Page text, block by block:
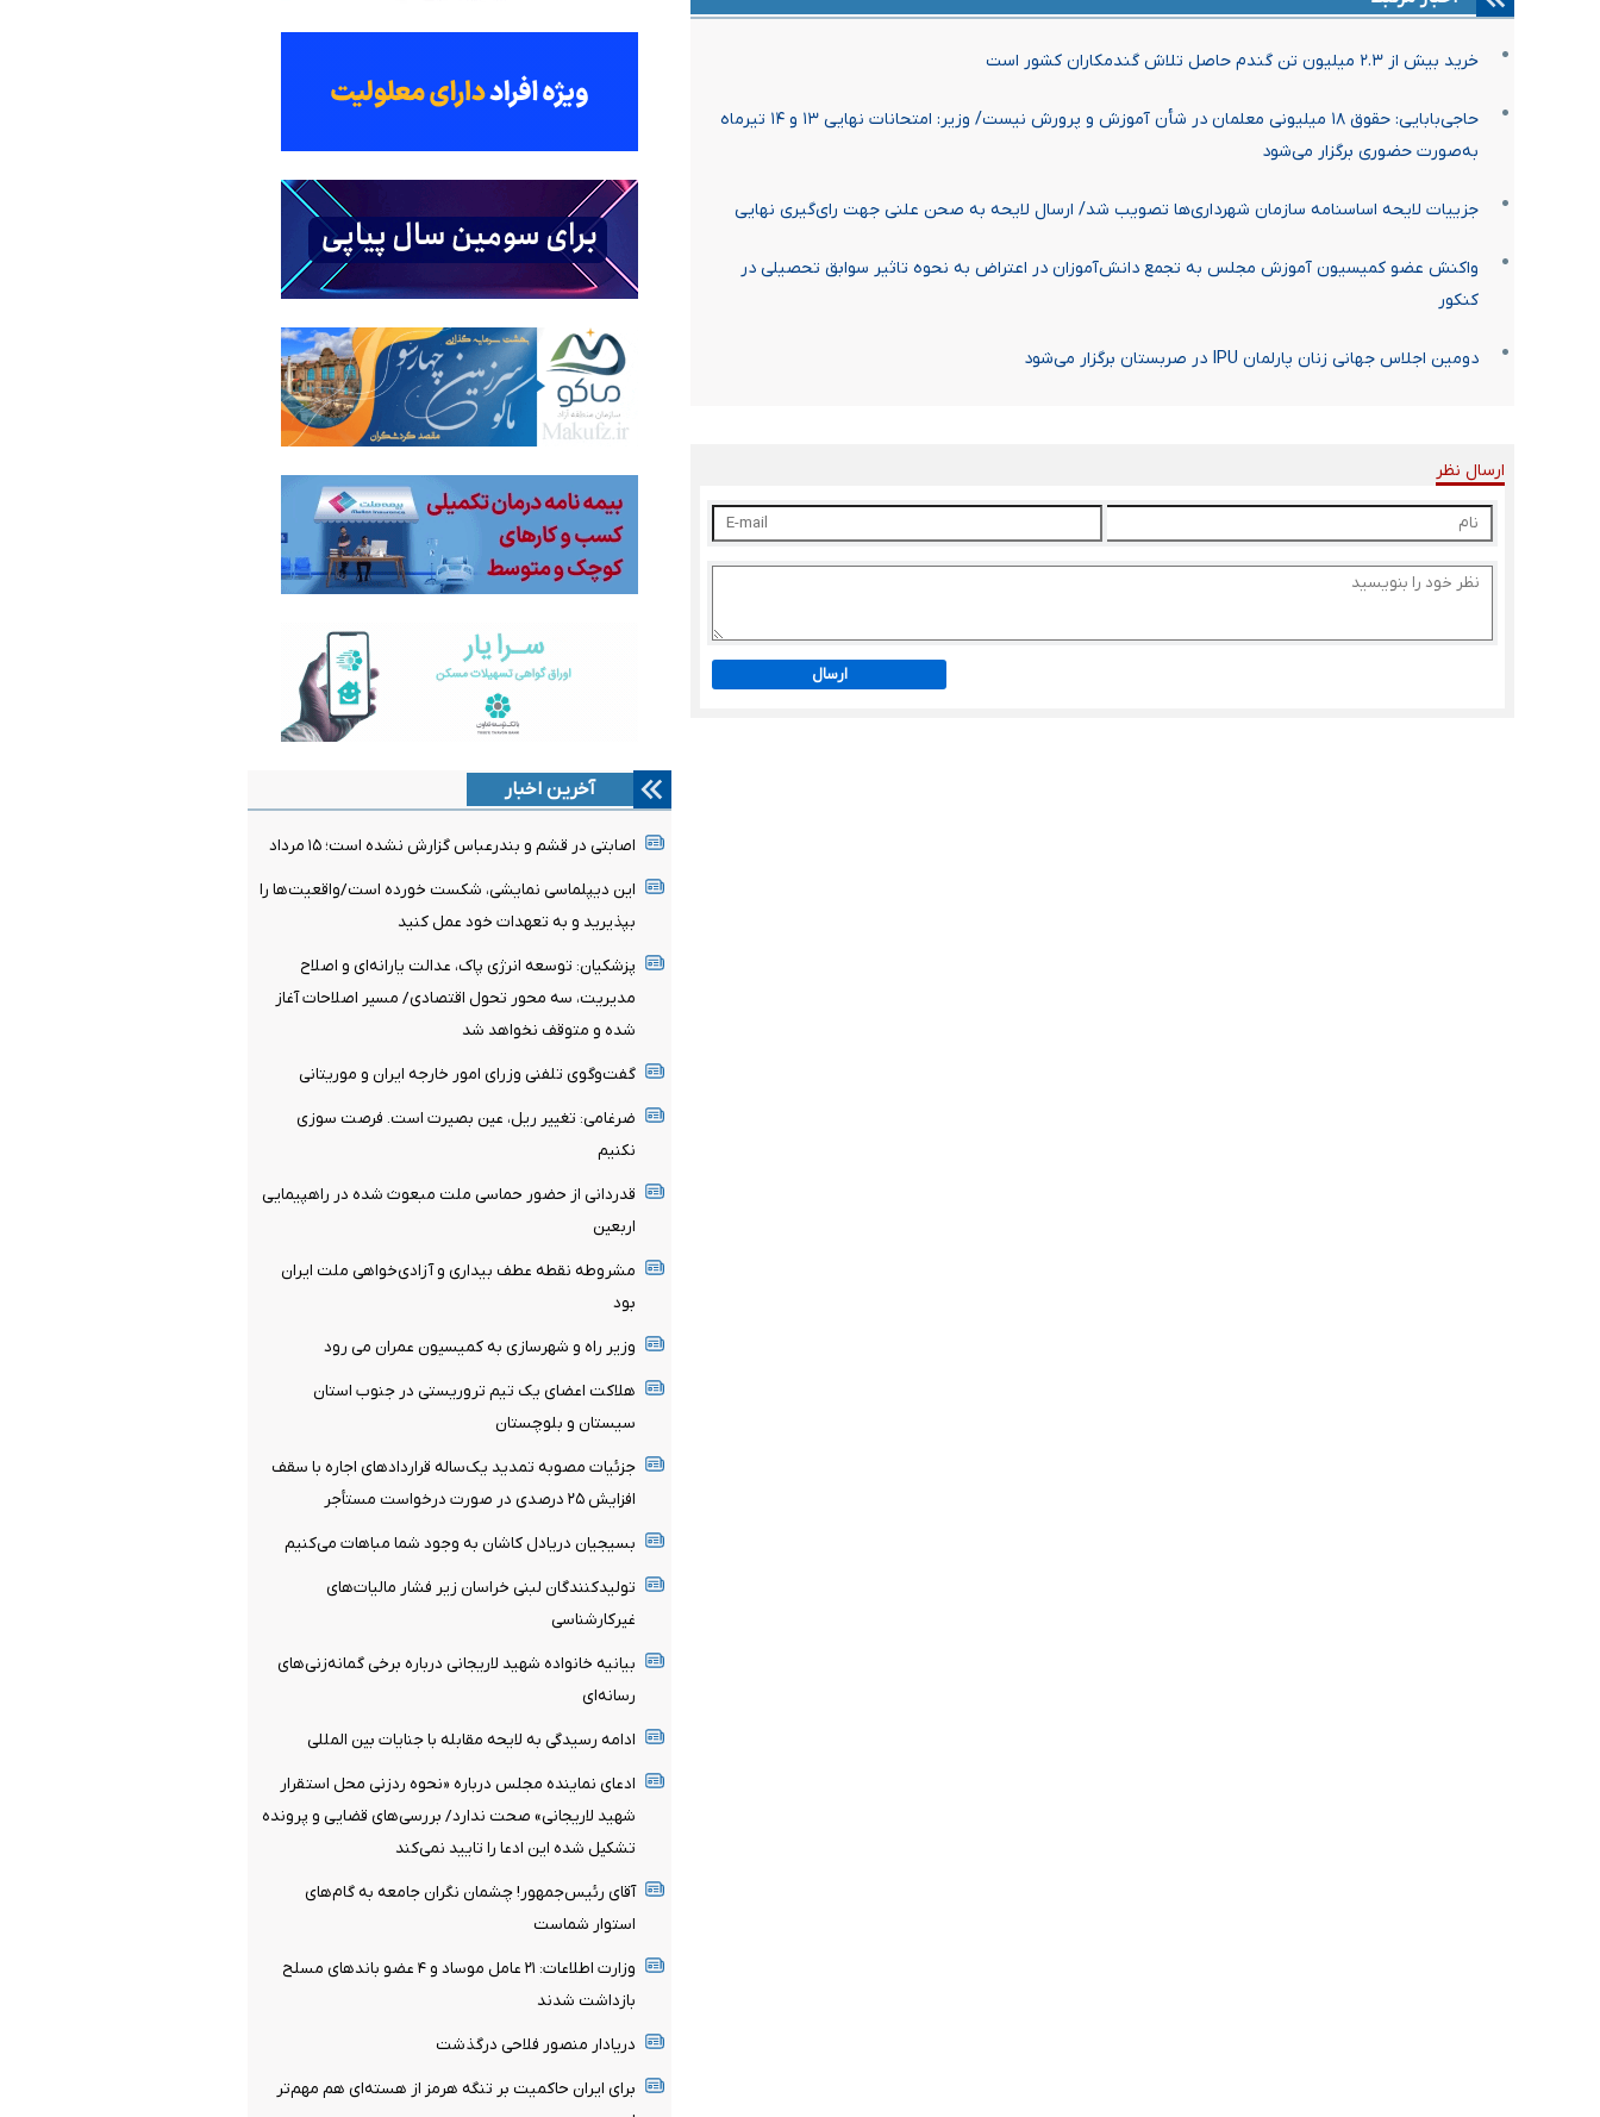
خرید بیش از ۲.۳ میلیون تن گندم حاصل تلاش گندمکاران کشور است
حاجی‌بابایی: حقوق ۱۸ میلیونی معلمان در شأن آموزش و پرورش نیست/ وزیر: امتحانات نهایی ۱۳ و ۱۴ تیرماه
به‌صورت حضوری برگزار می‌شود
جزییات لایحه اساسنامه سازمان شهرداری‌ها تصویب شد/ ارسال لایحه به صحن علنی جهت رای‌گیری نهایی
واکنش عضو کمیسیون آموزش مجلس به تجمع دانش‌آموزان در اعتراض به نحوه تاثیر سوابق تحصیلی در
کنکور
دومین اجلاس جهانی زنان پارلمان IPU در صربستان برگزار می‌شود
ارسال نظر
ارسال
آخرین اخبار
اصابتی در قشم و بندرعباس گزارش نشده است؛ ۱۵ مرداد
این دیپلماسی نمایشی، شکست خورده است/واقعیت‌ها را
بپذیرید و به تعهدات خود عمل کنید
پزشکیان: توسعه انرژی پاک، عدالت یارانه‌ای و اصلاح
مدیریت، سه محور تحول اقتصادی/ مسیر اصلاحات آغاز
شده و متوقف نخواهد شد
گفت‌وگوی تلفنی وزرای امور خارجه ایران و موریتانی
ضرغامی: تغییر ریل، عین بصیرت است. فرصت سوزی
نکنیم
قدردانی از حضور حماسی ملت مبعوث شده در راهپیمایی
اربعین
مشروطه نقطه عطف بیداری و آزادی‌خواهی ملت ایران
بود
وزیر راه و شهرسازی به کمیسیون عمران می رود
هلاکت اعضای یک تیم تروریستی در جنوب استان
سیستان و بلوچستان
جزئیات مصوبه تمدید یک‌ساله قرارداد‌های اجاره با سقف
افزایش ۲۵ درصدی در صورت درخواست مستأجر
بسیجیان‌ دریادل‌ کاشان به‌ وجود شما مباهات می‌کنیم
تولیدکنندگان لبنی خراسان زیر فشار مالیات‌های
غیرکارشناسی
بیانیه خانواده شهید لاریجانی درباره برخی گمانه‌زنی‌های
رسانه‌ای
ادامه رسیدگی به لایحه مقابله با جنایات بین المللی
ادعای نماینده مجلس درباره «نحوه ردزنی محل استقرار
شهید لاریجانی» صحت ندارد/ بررسی‌های قضایی و پرونده
تشکیل شده این ادعا را تایید نمی‌کند
آقای رئیس‌جمهور! چشمان نگران جامعه به گام‌های
استوار شماست
وزارت اطلاعات: ۲۱ عامل موساد و ۴ عضو باندهای مسلح
بازداشت شدند
دریادار منصور فلاحی درگذشت
برای ایران حاکمیت بر تنگه هرمز از هسته‌ای هم مهم‌تر